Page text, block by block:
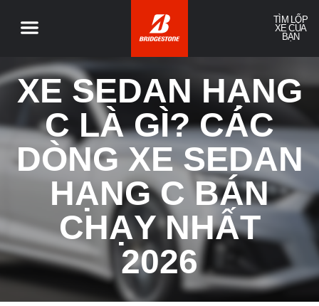
TÌM LỐP
XE CỦA
BẠN
XE SEDAN HẠNG
C LÀ GÌ? CÁC
DÒNG XE SEDAN
HẠNG C BÁN
CHẠY NHẤT
2026